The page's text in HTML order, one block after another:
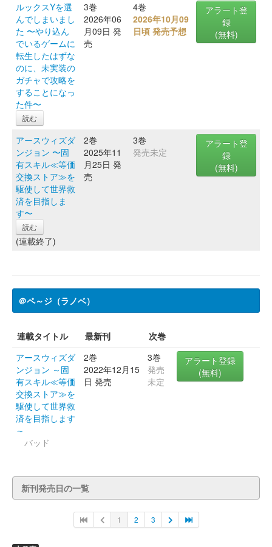
ルックスYを選
んでしまいまし
た 〜やり込ん
でいるゲームに
転生したはずな
のに、未実装の
ガチャで攻略を
することになっ
た件〜
読む
3巻
2026年06
月09日 発
売
4巻
2026年10月09
日頃 発売予想
アラート登
録
(無料)
アースウィズダ
ンジョン 〜固
有スキル≪等価
交換ストア≫を
駆使して世界救
済を目指しま
す〜
読む
(連載終了)
2巻
2025年11
月25日 発
売
3巻
発売未定
アラート登
録
(無料)
＠ペ～ジ（ラノベ）
連載タイトル 最新刊
次巻
アースウィズダ
ンジョン ～固
有スキル≪等価
交換ストア≫を
駆使して世界救
済を目指します
～
バッド
2巻
2022年12月15
日 発売
3巻
発売
未定
アラート登録
(無料)
新刊発売日の一覧
1 2 3